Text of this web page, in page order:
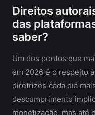
Direitos
das
saber?
Um dos pontos que
em 2026 é o respeito
diretrizes cada dia
descumprimento
monetização, mas até